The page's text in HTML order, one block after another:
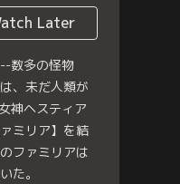
Later
数多の怪物
、未だ人類が
神ヘスティア
ミリア】を結
ファミリアは
た。